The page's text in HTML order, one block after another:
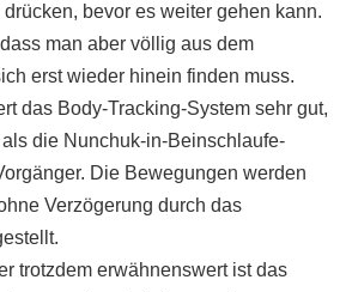
bevor es weiter gehen kann.
man aber völlig aus dem
erst wieder hinein finden muss.
das Body-Tracking-System sehr gut,
die Nunchuk-in-Beinschlaufe-
Die Bewegungen werden
Verzögerung durch das
trotzdem erwähnenswert ist das